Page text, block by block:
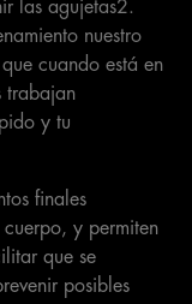
las agujetas2.
nuestro
cuando está en
trabajan
y tu
finales
y permiten
que se
posibles